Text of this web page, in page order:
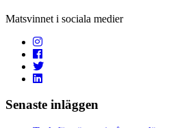
Matsvinnet i sociala medier
Senaste inläggen